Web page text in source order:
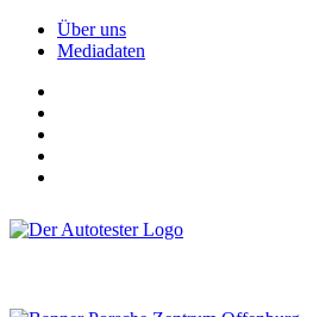
Über uns
Mediadaten